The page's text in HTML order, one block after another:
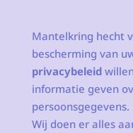
Mantelkring hecht
bescherming van
privacybeleid
informatie geven
persoonsgegevens.
Wij doen er alles